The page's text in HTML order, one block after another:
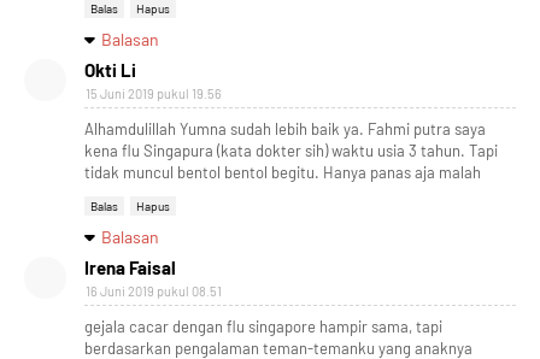
Balas Hapus
Balasan
Okti Li
15 Juni 2019 pukul 19.56
Alhamdulillah Yumna sudah lebih baik ya. Fahmi putra saya
kena flu Singapura (kata dokter sih) waktu usia 3 tahun. Tapi
tidak muncul bentol bentol begitu. Hanya panas aja malah
Balas Hapus
Balasan
Irena Faisal
16 Juni 2019 pukul 08.51
gejala cacar dengan flu singapore hampir sama, tapi
berdasarkan pengalaman teman-temanku yang anaknya